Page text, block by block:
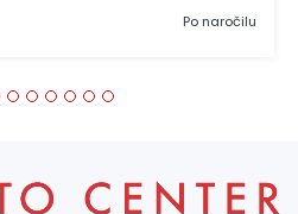
Po naročilu